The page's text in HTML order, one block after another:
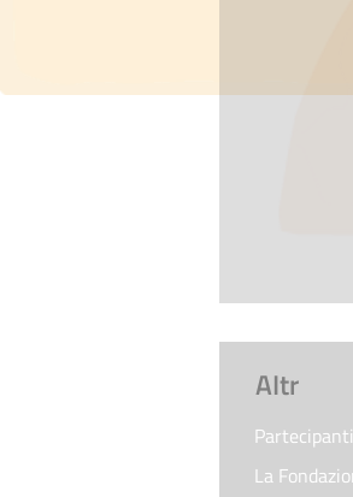
AItr
Partecipanti
La